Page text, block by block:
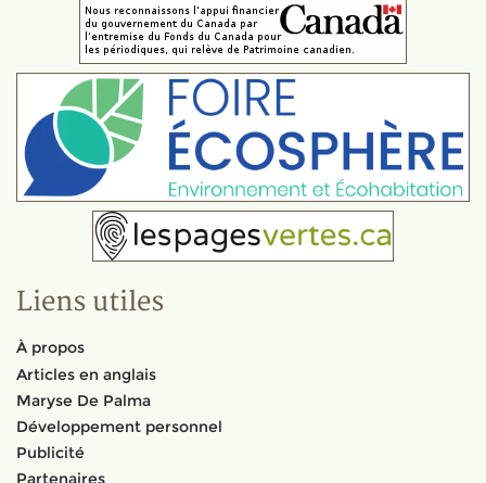
Liens utiles
À propos
Articles en anglais
Maryse De Palma
Développement personnel
Publicité